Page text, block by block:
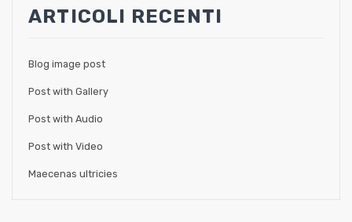
ARTICOLI RECENTI
Blog image post
Post with Gallery
Post with Audio
Post with Video
Maecenas ultricies